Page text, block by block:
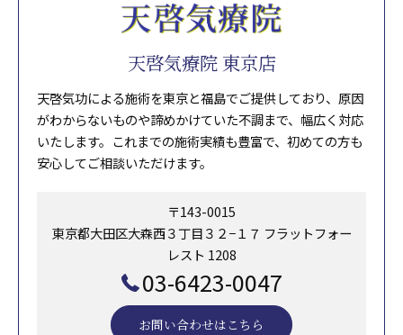
天啓気療院 東京店
天啓気功による施術を東京と福島でご提供しており、原因
がわからないものや諦めかけていた不調まで、幅広く対応
いたします。これまでの施術実績も豊富で、初めての方も
安心してご相談いただけます。
〒143-0015
東京都大田区大森西３丁目３２−１７ フラットフォー
レスト 1208
03-6423-0047
お問い合わせはこちら